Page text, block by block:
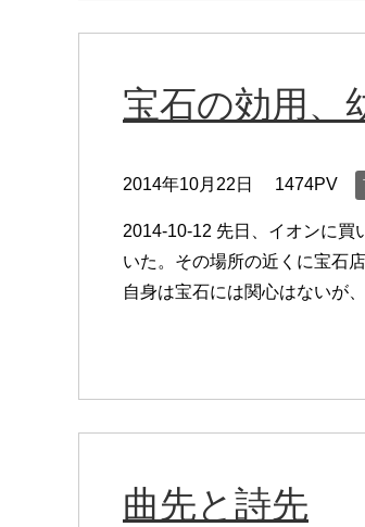
宝石の効用、
2014年10月22日 1474PV
2014-10-12 先日、イオンに買
いた。その場所の近くに宝石
自身は宝石には関心はないが
曲先と詩先